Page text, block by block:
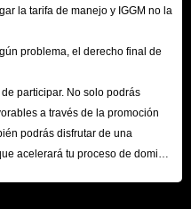
para mejorar tu fuerza en el late
estilos de juego. Además, los
de experiencia proporcionan
PvP y PvE.
la tarifa de manejo y IGGM no la
problema, el derecho final de
participar. No solo podrás
a través de la promoción
podrás disfrutar de una
acelerará tu proceso de dominio